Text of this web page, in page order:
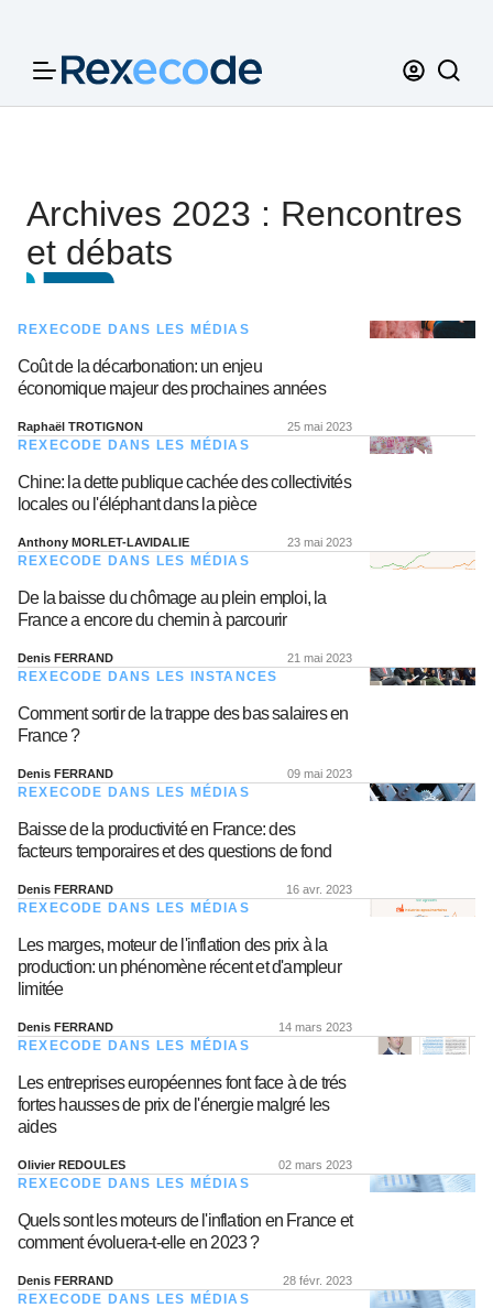
Archives 2023 : Rencontres
et débats
REXECODE DANS LES MÉDIAS
Coût de la décarbonation: un enjeu
économique majeur des prochaines années
Raphaël TROTIGNON 25 mai 2023
REXECODE DANS LES MÉDIAS
Chine: la dette publique cachée des collectivités
locales ou l'éléphant dans la pièce
Anthony MORLET-LAVIDALIE 23 mai 2023
REXECODE DANS LES MÉDIAS
De la baisse du chômage au plein emploi, la
France a encore du chemin à parcourir
Denis FERRAND 21 mai 2023
REXECODE DANS LES INSTANCES
Comment sortir de la trappe des bas salaires en
France ?
Denis FERRAND 09 mai 2023
REXECODE DANS LES MÉDIAS
Baisse de la productivité en France: des
facteurs temporaires et des questions de fond
Denis FERRAND 16 avr. 2023
REXECODE DANS LES MÉDIAS
Les marges, moteur de l'inflation des prix à la
production: un phénomène récent et d'ampleur
limitée
Denis FERRAND 14 mars 2023
REXECODE DANS LES MÉDIAS
Les entreprises européennes font face à de trés
fortes hausses de prix de l'énergie malgré les
aides
Olivier REDOULES 02 mars 2023
REXECODE DANS LES MÉDIAS
Quels sont les moteurs de l'inflation en France et
comment évoluera-t-elle en 2023 ?
Denis FERRAND 28 févr. 2023
REXECODE DANS LES MÉDIAS